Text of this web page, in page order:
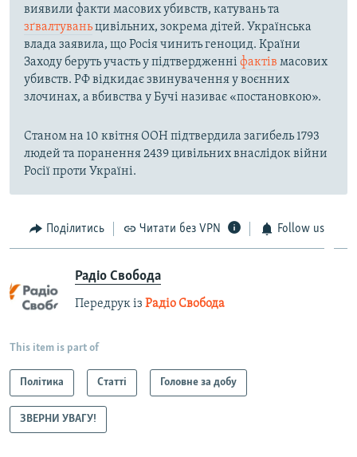
виявили факти масових убивств, катувань та
зґвалтуваньцивільних, зокрема дітей. Українська
влада заявила, що Росія чинить геноцид. Країни
Заходу беруть участь у підтвердженні фактів масових
убивств. РФ відкидає звинувачення у воєнних
злочинах, а вбивства у Бучі називає «постановкою».
Станом на 10 квітня ООН підтвердила загибель 1793
людей та поранення 2439 цивільних внаслідок війни
Росії проти Україні.
Поділитись Читати без VPN Follow us
Радіо Свобода
Передрук із Радіо Свобода
This item is part of
Політика Статті Головне за добу
ЗВЕРНИ УВАГУ!